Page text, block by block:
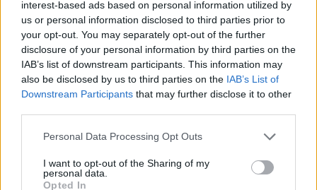
interest-based ads based on personal information utilized by
us or personal information disclosed to third parties prior to
your opt-out. You may separately opt-out of the further
disclosure of your personal information by third parties on the
IAB’s list of downstream participants. This information may
also be disclosed by us to third parties on the IAB’s List of
Downstream Participants that may further disclose it to other
Personal Data Processing Opt Outs
I want to opt-out of the Sharing of my
personal data.
Opted In
Πικέρμι: Συνάντηση συλλόγου ”Η Διώνη” με
Τσεβά- Δουβίτσα για θέματα του οικισμού –
τι συζητήθηκε – rpn
Συλλόγου « η Δ Ι Ω Ν Η » Την Δευτέρα 15 Ιουλίου το
Διοικητικό συμβούλιό...